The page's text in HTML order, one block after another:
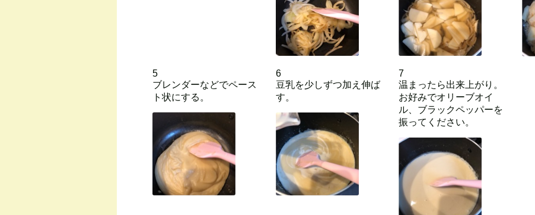
5
ブレンダーなどでペース
ト状にする。
6
豆乳を少しずつ加え伸ば
す。
7
温まったら出来上がり。
お好みでオリーブオイ
ル、ブラックペッパーを
振ってください。